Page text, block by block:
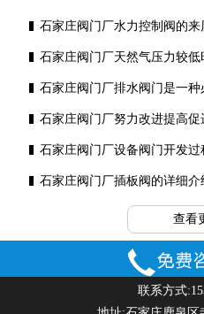
石家庄阀门厂水力控制阀的来
石家庄阀门厂​天然气压力较低
石家庄阀门厂插板阀的详细介
查看
联系方式